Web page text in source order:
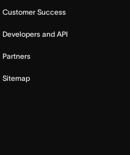
Customer Success
Developers and API
Partners
Sitemap